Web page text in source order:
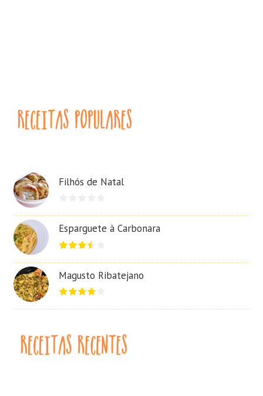
Filhós de Natal
Esparguete à Carbonara
Magusto Ribatejano